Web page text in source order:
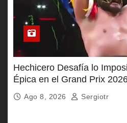
Hechicero Desafía lo
Épica en el Grand Prix
Ago 8, 2026 Sergiotr